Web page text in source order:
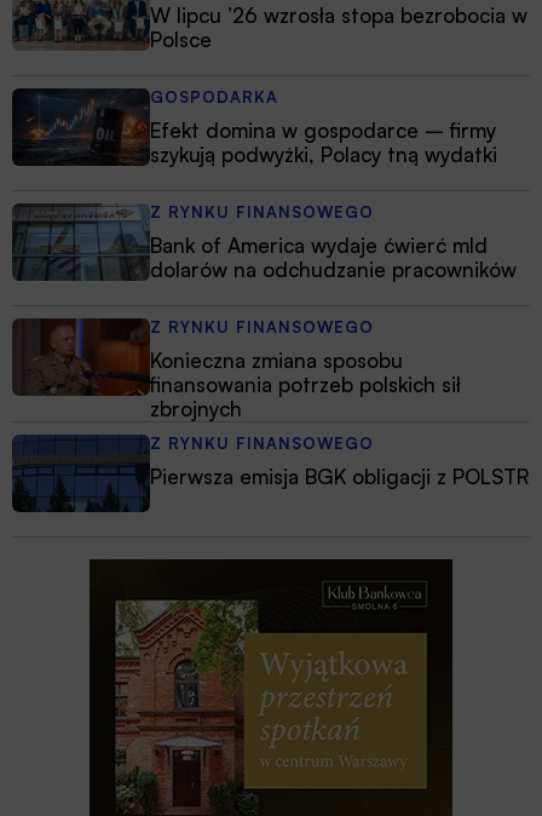
W lipcu ’26 wzrosła stopa bezrobocia w
Polsce
GOSPODARKA
Efekt domina w gospodarce – firmy
szykują podwyżki, Polacy tną wydatki
Z RYNKU FINANSOWEGO
Bank of America wydaje ćwierć mld
dolarów na odchudzanie pracowników
Z RYNKU FINANSOWEGO
Konieczna zmiana sposobu
finansowania potrzeb polskich sił
zbrojnych
Z RYNKU FINANSOWEGO
Pierwsza emisja BGK obligacji z POLSTR